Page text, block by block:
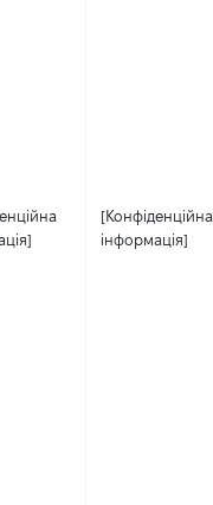
[Конфіденційна
інформація]